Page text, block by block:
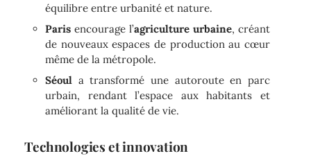
équilibre entre urbanité et nature.
Paris encourage l’agriculture urbaine, créant
de nouveaux espaces de production au cœur
même de la métropole.
Séoul a transformé une autoroute en parc
urbain, rendant l’espace aux habitants et
améliorant la qualité de vie.
Technologies et innovation